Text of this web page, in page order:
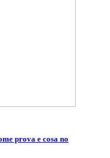
prova e cosa no